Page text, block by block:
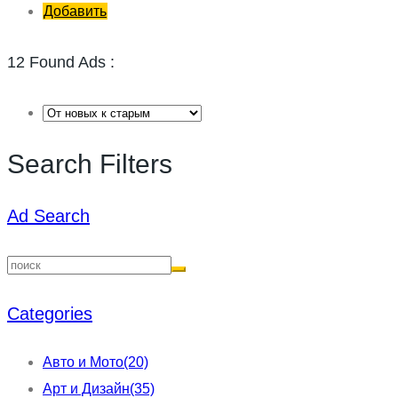
Добавить
12 Found Ads :
Search Filters
Ad Search
Categories
Авто и Мото(20)
Арт и Дизайн(35)